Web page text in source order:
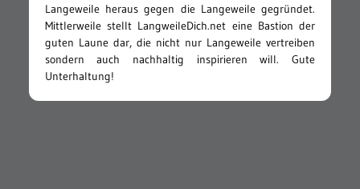
Langeweile heraus gegen die Langeweile gegründet.
Mittlerweile stellt LangweileDich.net eine Bastion der
guten Laune dar, die nicht nur Langeweile vertreiben
sondern auch nachhaltig inspirieren will. Gute
Unterhaltung!